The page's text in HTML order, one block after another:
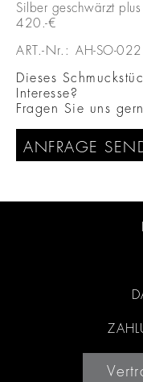
Silber geschwärzt
420.-€
ART.-Nr.: AH-SO-022
Dieses
Interesse?
Fragen Sie uns
ANFRAGE